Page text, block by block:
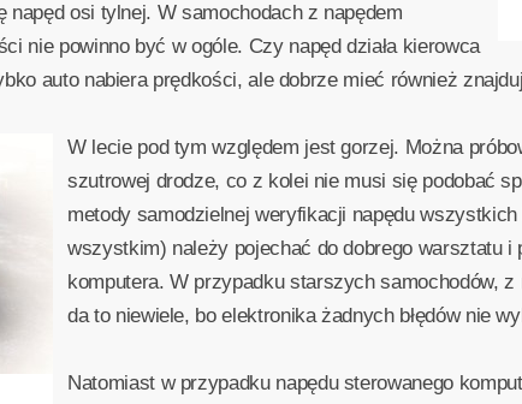
napęd osi tylnej. W samochodach z napędem
nie powinno być w ogóle. Czy napęd działa kierowca
auto nabiera prędkości, ale dobrze mieć również
W lecie pod tym względem jest gorzej. Można
szutrowej drodze, co z kolei nie musi się podobać
metody samodzielnej weryfikacji napędu
wszystkim) należy pojechać do dobrego warsztatu i
komputera. W przypadku starszych samochodów,
da to niewiele, bo elektronika żadnych błędów nie
Natomiast w przypadku napędu sterowanego